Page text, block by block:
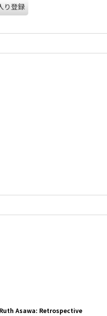
り登録
Ruth Asawa: Retrospective